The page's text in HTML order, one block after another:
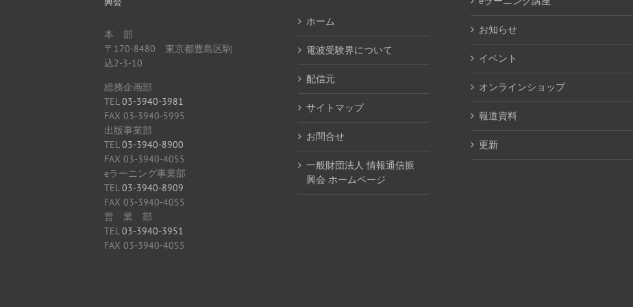
本 部
〒170-8480 東京都豊島区駒
込2-3-10
総務企画部
TEL03-3940-3981
FAX 03-3940-5995
出版事業部
TEL03-3940-8900
FAX 03-3940-4055
eラーニング事業部
TEL03-3940-8909
FAX 03-3940-4055
営 業 部
TEL03-3940-3951
FAX 03-3940-4055
ホーム
電波受験界について
配信元
サイトマップ
お問合せ
一般財団法人 情報通信振
興会 ホームページ
お知らせ
イベント
オンラインショップ
報道資料
更新